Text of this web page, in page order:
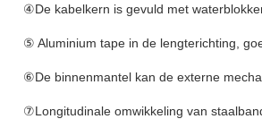
④De kabelkern is gevuld met
⑤ Aluminium tape in de lengterichting,
⑥De binnenmantel kan de externe
⑦Longitudinale omwikkeling van